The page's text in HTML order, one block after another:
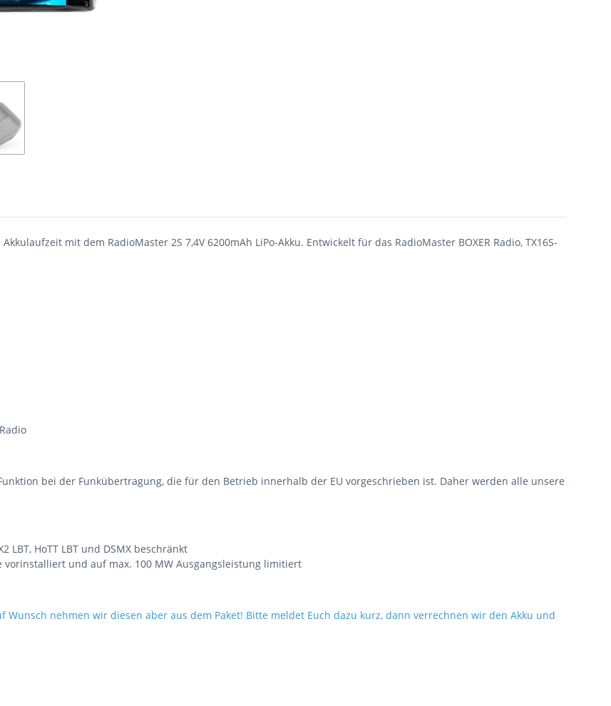
mit dem RadioMaster 2S 7,4V 6200mAh LiPo-Akku. Entwickelt für das RadioMaster BOXER Radio, TX16S-
bei der Funkübertragung, die für den Betrieb innerhalb der EU vorgeschrieben ist. Daher werden alle unsere
LBT, HoTT LBT und DSMX beschränkt
vorinstalliert und auf max. 100 MW Ausgangsleistung limitiert
nehmen wir diesen aber aus dem Paket! Bitte meldet Euch dazu kurz, dann verrechnen wir den Akku und